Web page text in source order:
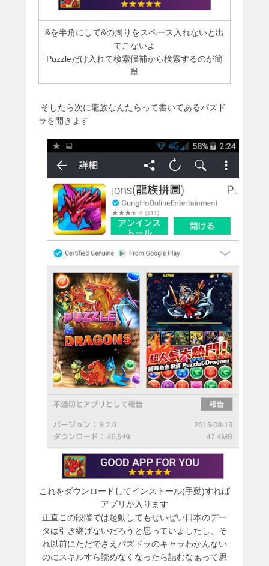
&を半角にして&の周りをスペース入れないと出
てこないよ
Puzzleだけ入れて検索候補から検索するのが簡
単
そしたら次に龍族なんたらって書いてあるパズド
ラを開きます
これをダウンロードしてインストール(手動)すれば
アプリが入ります
正直この段階では起動してもせいぜい日本のデー
タは引き継げないだろうと思っていましたし、そ
れ以前にただでさえパズドラのキャラわかんない
のにスキルすら読めなくなったら詰むなぁって思